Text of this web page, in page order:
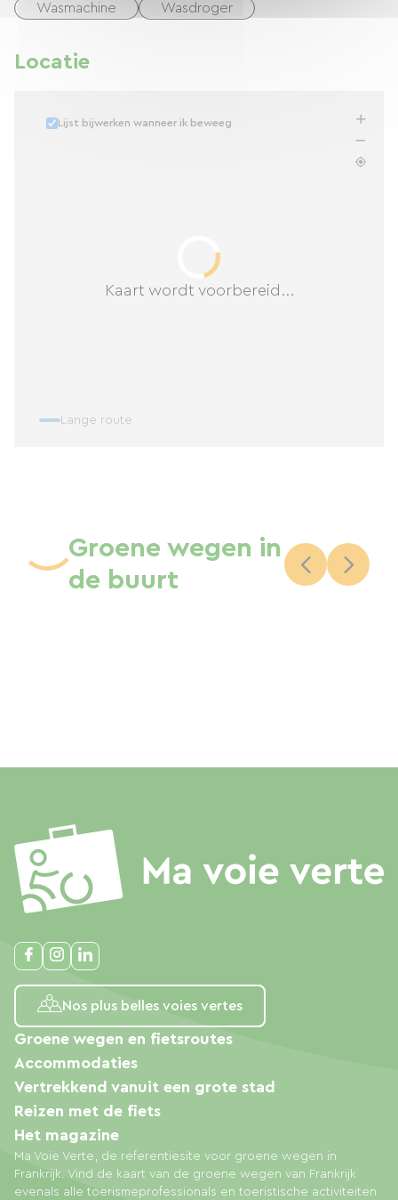
Wasmachine
Wasdroger
Locatie
Kaart wordt voorbereid...
Lijst bijwerken wanneer ik beweeg
Lange route
Groene wegen in
de buurt
Nos plus belles voies vertes
Ma Voie Verte, de referentiesite voor groene wegen in
Frankrijk. Vind de kaart van de groene wegen van Frankrijk
evenals alle toerismeprofessionals en toeristische activiteiten
Groene wegen en fietsroutes
Accommodaties
Vertrekkend vanuit een grote stad
Reizen met de fiets
Het magazine